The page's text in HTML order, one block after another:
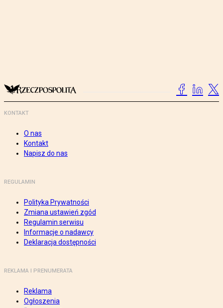
KONTAKT
O nas
Kontakt
Napisz do nas
REGULAMIN
Polityka Prywatności
Zmiana ustawień zgód
Regulamin serwisu
Informacje o nadawcy
Deklaracja dostępności
REKLAMA I PRENUMERATA
Reklama
Ogłoszenia